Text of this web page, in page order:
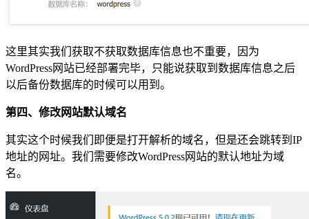
这里其实我们获取不获取数据库信息也不重要，因为
WordPress网站已经部署完毕，只能说获取到数据库信息之后
以后备份数据库的时候可以用到。
第四、修改网站默认域名
其实这个时候我们即便是打开解析的域名，但是还会跳转到IP
地址的网址。我们需要修改WordPress网站的默认地址为域
名。